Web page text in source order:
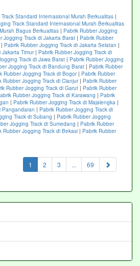
Standard Internasional Murah Berkualitas |
Track Standard Internasional Murah Berkualitas
Bagus Berkualitas | Pabrik Rubber Jogging
Jogging Track di Jakarta Barat | Pabrik Rubber
| Pabrik Rubber Jogging Track di Jakarta Selatan |
Jakarta Timur| Pabrik Rubber Jogging Track di
Track di Jawa Barat | Pabrik Rubber Jogging
Jogging Track di Bandung Barat | Pabrik Rubber
Rubber Jogging Track di Bogor| Pabrik Rubber
Rubber Jogging Track di Cianjur| Pabrik Rubber
Rubber Jogging Track di Garut | Pabrik Rubber
Rubber Jogging Track di Karawang | Pabrik
| Pabrik Rubber Jogging Track di Majalengka |
Pangandaran | Pabrik Rubber Jogging Track di
Track di Subang | Pabrik Rubber Jogging
Jogging Track di Sumedang | Pabrik Rubber
Rubber Jogging Track di Bekasi | Pabrik Rubber
1 (current)
2 3 ... 69